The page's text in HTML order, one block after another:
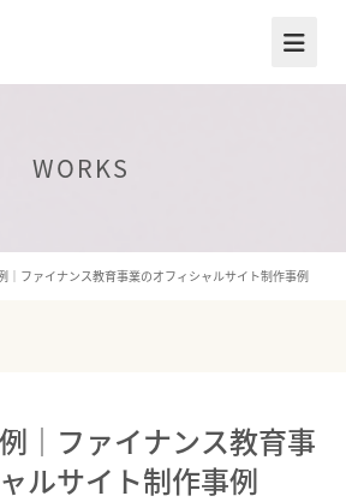
WORKS
｜ファイナンス教育事業のオフィシャルサイト制作事例
｜ファイナンス教育事
ルサイト制作事例